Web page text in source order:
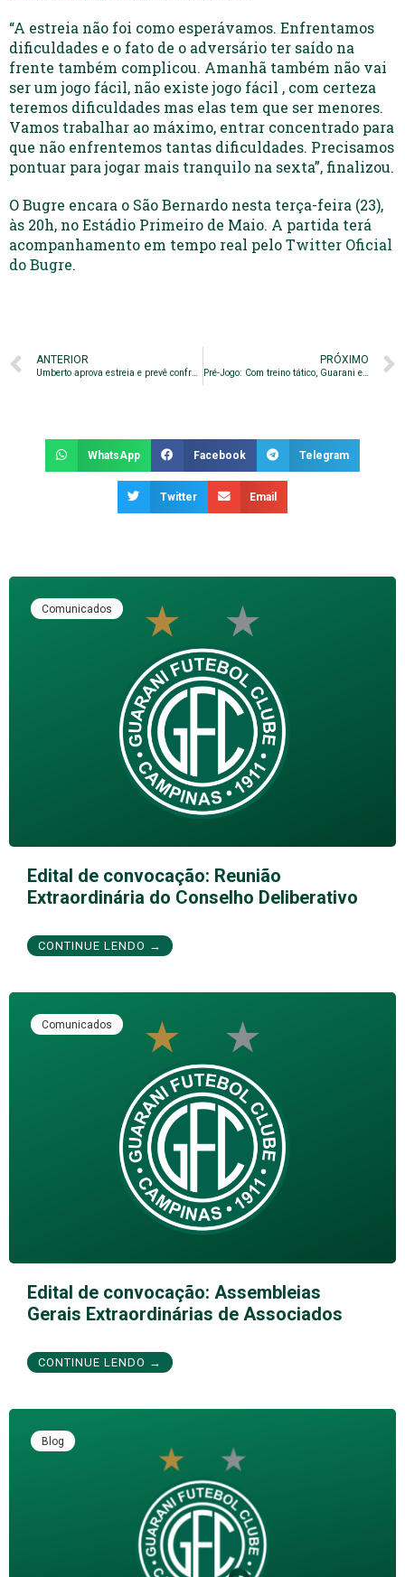
“A estreia não foi como esperávamos. Enfrentamos
dificuldades e o fato de o adversário ter saído na
frente também complicou. Amanhã também não vai
ser um jogo fácil, não existe jogo fácil , com certeza
teremos dificuldades mas elas tem que ser menores.
Vamos trabalhar ao máximo, entrar concentrado para
que não enfrentemos tantas dificuldades. Precisamos
pontuar para jogar mais tranquilo na sexta”, finalizou.
O Bugre encara o São Bernardo nesta terça-feira (23),
às 20h, no Estádio Primeiro de Maio. A partida terá
acompanhamento em tempo real peloTwitter Oficial
do Bugre.
ANTERIOR
Umberto aprova estreia e prevê confronto contra o São Bernardo
PRÓXIMO
Pré-Jogo: Com treino tático, Guarani encerra preparação no Brinco
WhatsApp Facebook Telegram
Twitter Email
Comunicados
Edital de convocação: Reunião
Extraordinária do Conselho Deliberativo
CONTINUE LENDO →
Comunicados
Edital de convocação: Assembleias
Gerais Extraordinárias de Associados
CONTINUE LENDO →
Blog